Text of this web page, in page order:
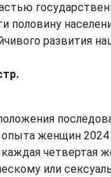
половину
развития
женщин 2024
четвертая
или